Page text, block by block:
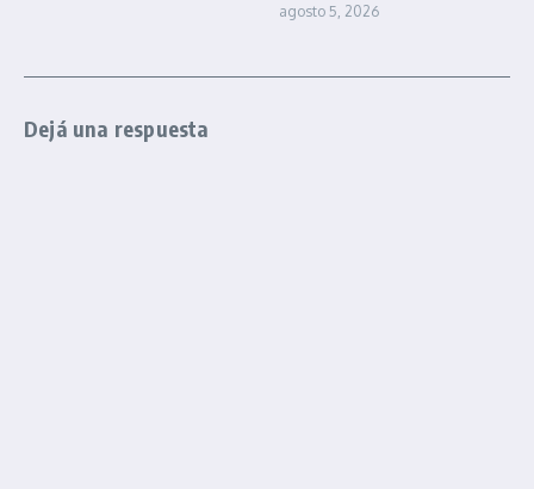
agosto 5, 2026
Dejá una respuesta